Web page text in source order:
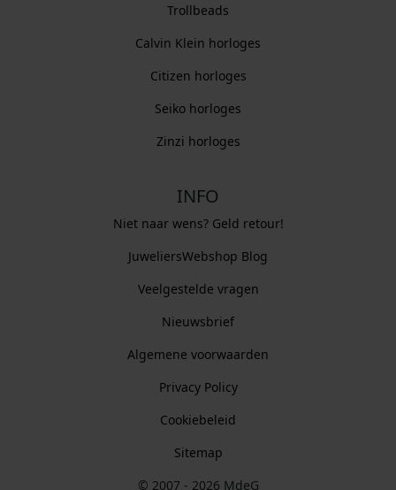
Trollbeads
Calvin Klein horloges
Citizen horloges
Seiko horloges
Zinzi horloges
INFO
Niet naar wens? Geld retour!
JuweliersWebshop Blog
Veelgestelde vragen
Nieuwsbrief
Algemene voorwaarden
Privacy Policy
Cookiebeleid
Sitemap
© 2007 - 2026 MdeG